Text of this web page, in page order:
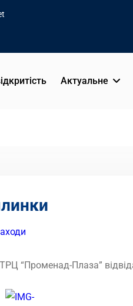
Актуальне
“Променад-Плаза”